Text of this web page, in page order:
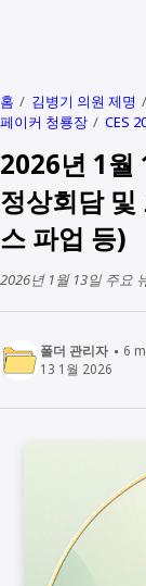
홈 김병기 의원 제명
페이커 청룡장
CES
2026년 1월
정상회담
스 파업 등)
2026년 1월 13일 주요
폴더 관리자 6
13 1월 2026